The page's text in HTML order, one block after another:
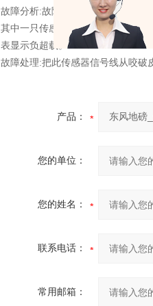
故障分析:故障时有时无，估计不是
其中一只传感器的信号时有时无。
表显示负超载。
故障处理:把此传感器信号线从咬破
产品：
您的单位：
您的姓名：
联系电话：
常用邮箱：